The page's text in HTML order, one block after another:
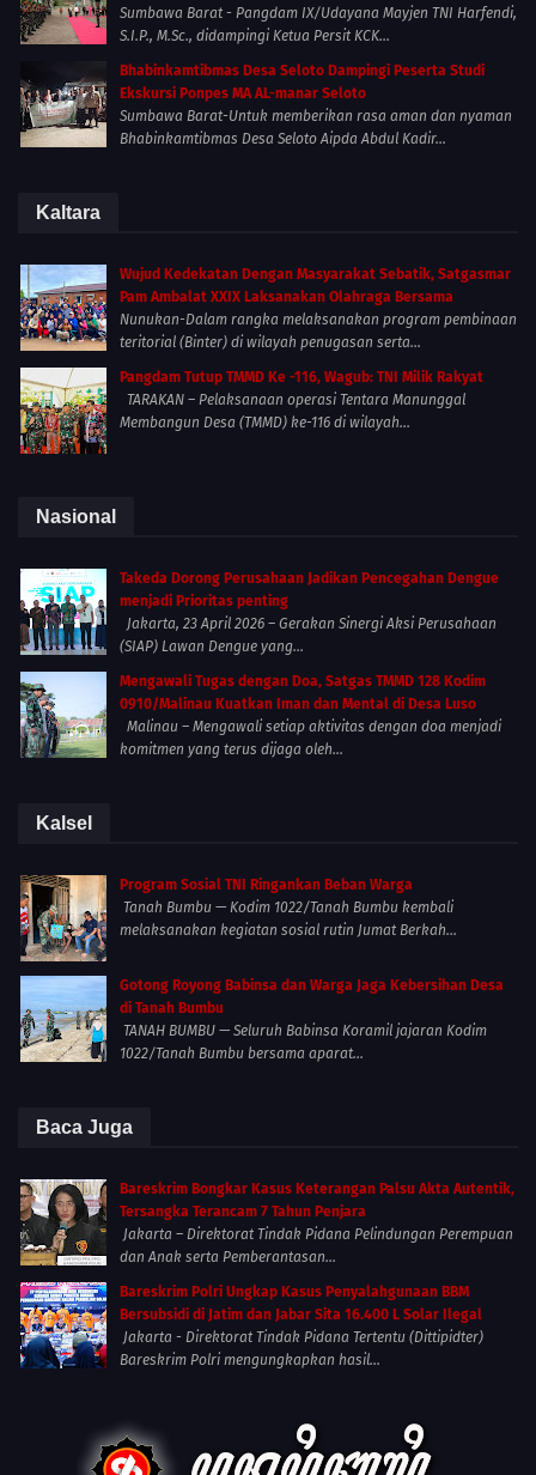
Sumbawa Barat - Pangdam IX/Udayana Mayjen TNI Harfendi,
S.I.P., M.Sc., didampingi Ketua Persit KCK...
Bhabinkamtibmas Desa Seloto Dampingi Peserta Studi
Ekskursi Ponpes MA AL-manar Seloto
Sumbawa Barat-Untuk memberikan rasa aman dan nyaman
Bhabinkamtibmas Desa Seloto Aipda Abdul Kadir...
Kaltara
Wujud Kedekatan Dengan Masyarakat Sebatik, Satgasmar
Pam Ambalat XXIX Laksanakan Olahraga Bersama
Nunukan-Dalam rangka melaksanakan program pembinaan
teritorial (Binter) di wilayah penugasan serta...
Pangdam Tutup TMMD Ke -116, Wagub: TNI Milik Rakyat
TARAKAN – Pelaksanaan operasi Tentara Manunggal
Membangun Desa (TMMD) ke-116 di wilayah...
Nasional
Takeda Dorong Perusahaan Jadikan Pencegahan Dengue
menjadi Prioritas penting
Jakarta, 23 April 2026 – Gerakan Sinergi Aksi Perusahaan
(SIAP) Lawan Dengue yang...
Mengawali Tugas dengan Doa, Satgas TMMD 128 Kodim
0910/Malinau Kuatkan Iman dan Mental di Desa Luso
Malinau – Mengawali setiap aktivitas dengan doa menjadi
komitmen yang terus dijaga oleh...
Kalsel
Program Sosial TNI Ringankan Beban Warga
Tanah Bumbu — Kodim 1022/Tanah Bumbu kembali
melaksanakan kegiatan sosial rutin Jumat Berkah...
Gotong Royong Babinsa dan Warga Jaga Kebersihan Desa
di Tanah Bumbu
TANAH BUMBU — Seluruh Babinsa Koramil jajaran Kodim
1022/Tanah Bumbu bersama aparat...
Baca Juga
Bareskrim Bongkar Kasus Keterangan Palsu Akta Autentik,
Tersangka Terancam 7 Tahun Penjara
Jakarta – Direktorat Tindak Pidana Pelindungan Perempuan
dan Anak serta Pemberantasan...
Bareskrim Polri Ungkap Kasus Penyalahgunaan BBM
Bersubsidi di Jatim dan Jabar Sita 16.400 L Solar Ilegal
Jakarta - Direktorat Tindak Pidana Tertentu (Dittipidter)
Bareskrim Polri mengungkapkan hasil...